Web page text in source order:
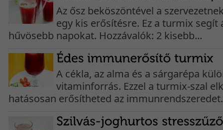
Az ősz beköszöntével a
egy kis erősítésre. Ez a turmix segít
hűvösebb napokat. Hozzávalók: 2 kisebb...
A cékla, az alma és a sárgarépa
vitaminforrás. Ezzel a turmix-szal
hatásosan erősítheted az